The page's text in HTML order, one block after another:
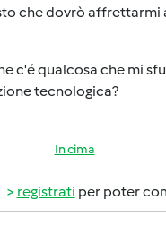
che dovrò affrettarmi
c'é qualcosa che mi
tecnologica?
In cima
registrati per poter